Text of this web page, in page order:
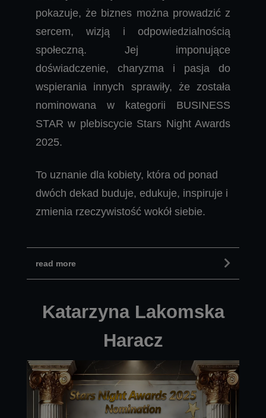
pokazuje, że biznes można prowadzić z
sercem, wizją i odpowiedzialnością
społeczną. Jej imponujące
doświadczenie, charyzma i pasja do
wspierania innych sprawiły, że została
nominowana w kategorii BUSINESS
STAR w plebiscycie Stars Night Awards
2025.
To uznanie dla kobiety, która od ponad
dwóch dekad buduje, edukuje, inspiruje i
zmienia rzeczywistość wokół siebie.
read more
Katarzyna Lakomska
Haracz